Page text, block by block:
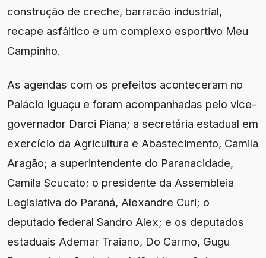
construção de creche, barracão industrial,
recape asfáltico e um complexo esportivo Meu
Campinho.
As agendas com os prefeitos aconteceram no
Palácio Iguaçu e foram acompanhadas pelo vice-
governador Darci Piana; a secretária estadual em
exercício da Agricultura e Abastecimento, Camila
Aragão; a superintendente do Paranacidade,
Camila Scucato; o presidente da Assembleia
Legislativa do Paraná, Alexandre Curi; o
deputado federal Sandro Alex; e os deputados
estaduais Ademar Traiano, Do Carmo, Gugu